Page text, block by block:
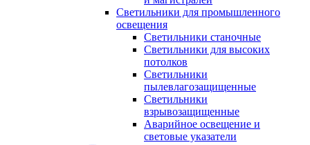
Светильники для промышленного
освещения
Светильники станочные
Светильники для высоких
потолков
Светильники
пылевлагозащищенные
Светильники
взрывозащищенные
Аварийное освещение и
световые указатели